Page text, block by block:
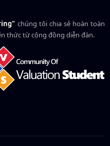
chúng tôi chia sẻ hoàn toàn
thức từ cộng đồng diễn đàn.